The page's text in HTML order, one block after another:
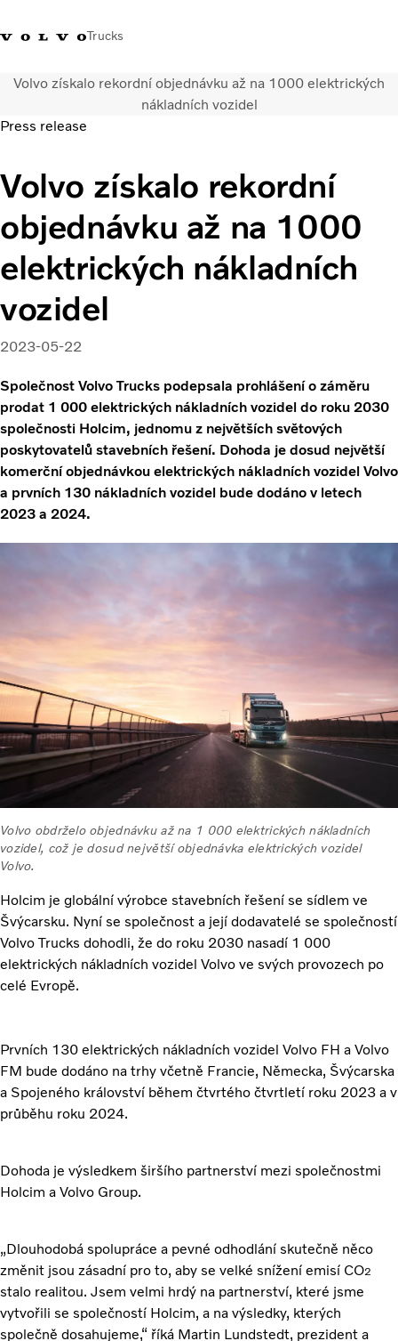
Trucks
+420 271 021
Klub řidičů
Volvo
Přihlášení k Volvo
aplikacím
Česká
Modely
Služby
Použitá vozidla
Servisní síť a prodej
Novinky
Kontaktujte nás
Kariéra
O nás
Volvo získalo rekordní objednávku až na 1000 elektrických
nákladních vozidel
Press release
Volvo získalo rekordní
objednávku až na 1000
elektrických nákladních
vozidel
2023-05-22
Společnost Volvo Trucks podepsala prohlášení o záměru
prodat 1 000 elektrických nákladních vozidel do roku 2030
společnosti Holcim, jednomu z největších světových
poskytovatelů stavebních řešení. Dohoda je dosud největší
komerční objednávkou elektrických nákladních vozidel Volvo
a prvních 130 nákladních vozidel bude dodáno v letech
2023 a 2024.
Volvo obdrželo objednávku až na 1 000 elektrických nákladních
vozidel, což je dosud největší objednávka elektrických vozidel
Volvo.
Holcim je globální výrobce stavebních řešení se sídlem ve
Švýcarsku. Nyní se společnost a její dodavatelé se společností
Volvo Trucks dohodli, že do roku 2030 nasadí 1 000
elektrických nákladních vozidel Volvo ve svých provozech po
celé Evropě.
Prvních 130 elektrických nákladních vozidel Volvo FH a Volvo
FM bude dodáno na trhy včetně Francie, Německa, Švýcarska
a Spojeného království během čtvrtého čtvrtletí roku 2023 a v
průběhu roku 2024.
Dohoda je výsledkem širšího partnerství mezi společnostmi
Holcim a Volvo Group.
„Dlouhodobá spolupráce a pevné odhodlání skutečně něco
změnit jsou zásadní pro to, aby se velké snížení emisí CO2
stalo realitou. Jsem velmi hrdý na partnerství, které jsme
vytvořili se společností Holcim, a na výsledky, kterých
společně dosahujeme,“ říká Martin Lundstedt, prezident a